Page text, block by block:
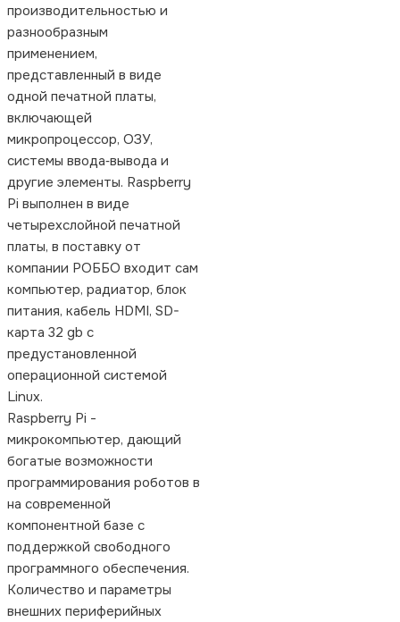
производительностью и
разнообразным
применением,
представленный в виде
одной печатной платы,
включающей
микропроцессор, ОЗУ,
системы ввода‐вывода и
другие элементы. Raspberry
Pi выполнен в виде
четырехслойной печатной
платы, в поставку от
компании РОББО входит сам
компьютер, радиатор, блок
питания, кабель HDMI, SD-
карта 32 gb с
предустановленной
операционной системой
Linux.
Raspberry Pi -
микрокомпьютер, дающий
богатые возможности
программирования роботов в
на современной
компонентной базе с
поддержкой свободного
программного обеспечения.
Количество и параметры
внешних периферийных